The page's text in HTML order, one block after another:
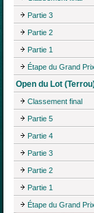
Partie 3
Partie 2
Partie 1
Étape du Grand Prix
Open du Lot
Classement final
Partie 5
Partie 4
Partie 3
Partie 2
Partie 1
Étape du Grand Prix